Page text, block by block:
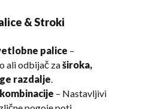
& Stroki
palice –
ali odbijač zaširoka,
razdalje.
– Nastavljivi